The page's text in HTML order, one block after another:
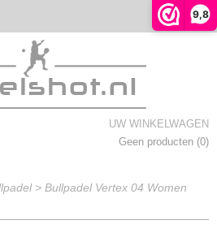
9,8
UW WINKELWAGEN
Geen producten (0)
> Bullpadel Vertex 04 Women